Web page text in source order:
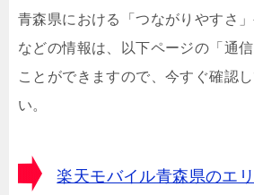
青森県における「つながりやすさ」
などの情報は、以下ページの「通
ことができますので、今すぐ確認
い。
楽天モバイル青森県のエ